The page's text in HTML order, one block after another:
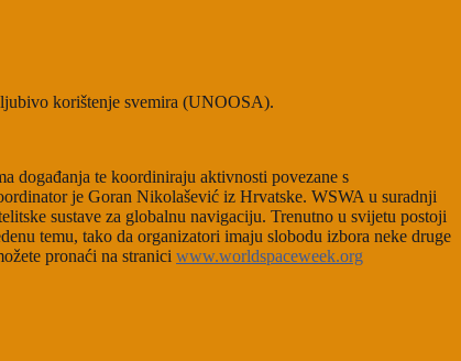
korištenje svemira (UNOOSA).
događanja te koordiniraju aktivnosti povezane s
je Goran Nikolašević iz Hrvatske. WSWA u suradnji
sustave za globalnu navigaciju. Trenutno u svijetu postoji
temu, tako da organizatori imaju slobodu izbora neke druge
pronaći na stranici www.worldspaceweek.org